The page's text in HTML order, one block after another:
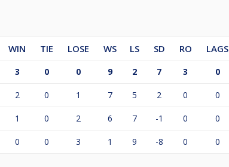
WIN TIE LOSE WS LS SD RO LAGS
3 0 0 9 2 7 3 0
2 0 1 7 5 2 0 0
1 0 2 6 7 -1 0 0
0 0 3 1 9 -8 0 0